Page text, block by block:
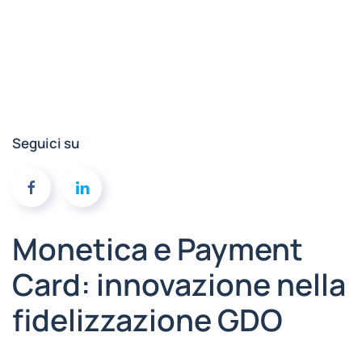
Seguici su
Monetica e Payment
Card: innovazione nella
fidelizzazione GDO